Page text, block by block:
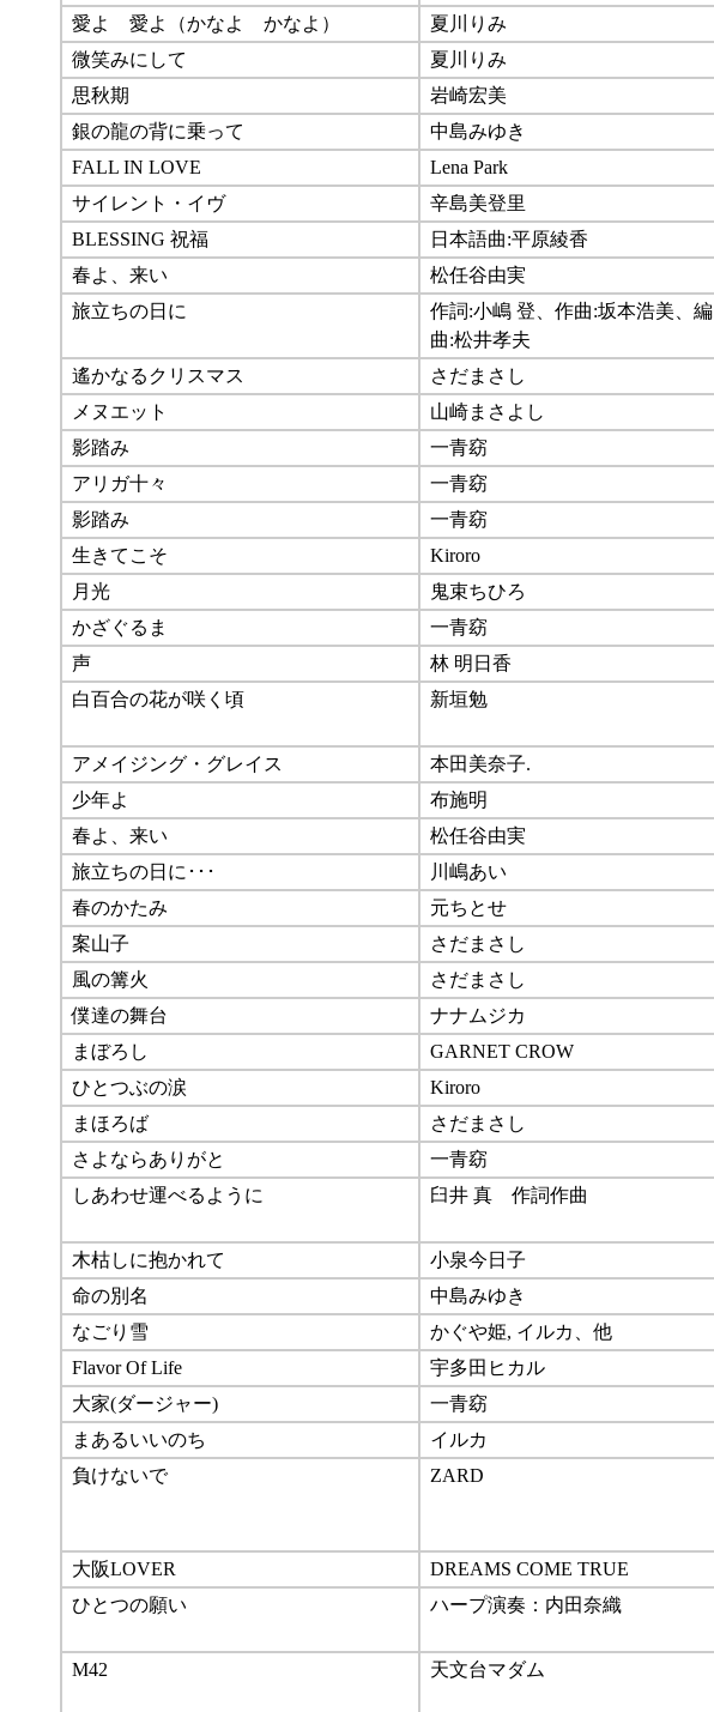
愛よ 愛よ（かなよ かなよ）
夏川りみ
微笑みにして
夏川りみ
思秋期
岩崎宏美
銀の龍の背に乗って
中島みゆき
FALL IN LOVE
Lena Park
サイレント・イヴ
辛島美登里
BLESSING 祝福
日本語曲:平原綾香
春よ、来い
松任谷由実
旅立ちの日に
作詞:小嶋 登、作曲:坂本浩美、編
曲:松井孝夫
遙かなるクリスマス さだまさし
メヌエット
山崎まさよし
影踏み
一青窈
アリガ十々
一青窈
影踏み
一青窈
生きてこそ
Kiroro
月光
鬼束ちひろ
かざぐるま
一青窈
声
林 明日香
白百合の花が咲く頃
新垣勉
アメイジング・グレイス
本田美奈子.
少年よ
布施明
春よ、来い
松任谷由実
旅立ちの日に･･･
川嶋あい
春のかたみ
元ちとせ
案山子
さだまさし
風の篝火
さだまさし
僕達の舞台
ナナムジカ
まぼろし
GARNET CROW
ひとつぶの涙
Kiroro
まほろば
さだまさし
さよならありがと
一青窈
しあわせ運べるように
臼井 真 作詞作曲
木枯しに抱かれて
小泉今日子
命の別名
中島みゆき
なごり雪
かぐや姫, イルカ、他
Flavor Of Life
宇多田ヒカル
大家(ダージャー)
一青窈
まあるいいのち
イルカ
負けないで
ZARD
大阪LOVER
DREAMS COME TRUE
ひとつの願い
ハープ演奏：内田奈織
M42
天文台マダム